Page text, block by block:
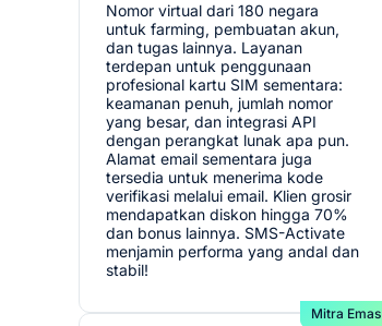
Nomor virtual dari 180 negara
untuk farming, pembuatan akun,
dan tugas lainnya. Layanan
terdepan untuk penggunaan
profesional kartu SIM sementara:
keamanan penuh, jumlah nomor
yang besar, dan integrasi API
dengan perangkat lunak apa pun.
Alamat email sementara juga
tersedia untuk menerima kode
verifikasi melalui email. Klien grosir
mendapatkan diskon hingga 70%
dan bonus lainnya. SMS-Activate
menjamin performa yang andal dan
stabil!
Mitra Emas